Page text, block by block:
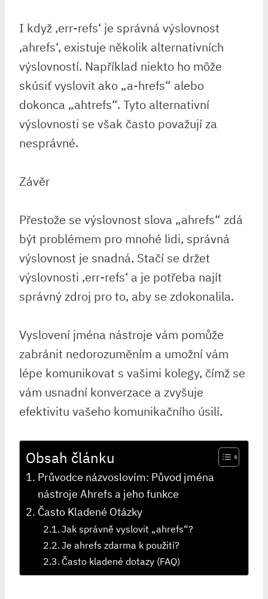
I když ‚err-refs‘ je správná výslovnost
‚ahrefs‘, existuje několik alternativních
výslovností. Například niekto ho môže
skúsiť vyslovit ako „a-hrefs“ alebo
dokonca „ahtrefs“. Tyto alternativní
výslovnosti se však často považují za
nesprávné.
Závěr
Přestože se výslovnost slova „ahrefs“ zdá
být problémem pro mnohé lidi, správná
výslovnost je snadná. Stačí se držet
výslovnosti ‚err-refs‘ a je potřeba najít
správný zdroj pro to, aby se zdokonalila.
Vyslovení jména nástroje vám pomůže
zabránit nedorozuměním a umožní vám
lépe komunikovat s vašimi kolegy, čímž se
vám usnadní konverzace a zvyšuje
efektivitu vašeho komunikačního úsilí.
Obsah článku
Průvodce názvoslovím: Původ jména
nástroje Ahrefs a jeho funkce
Často Kladené Otázky
Jak správně vyslovit „ahrefs“?
Je ahrefs zdarma k použití?
Často kladené dotazy (FAQ)